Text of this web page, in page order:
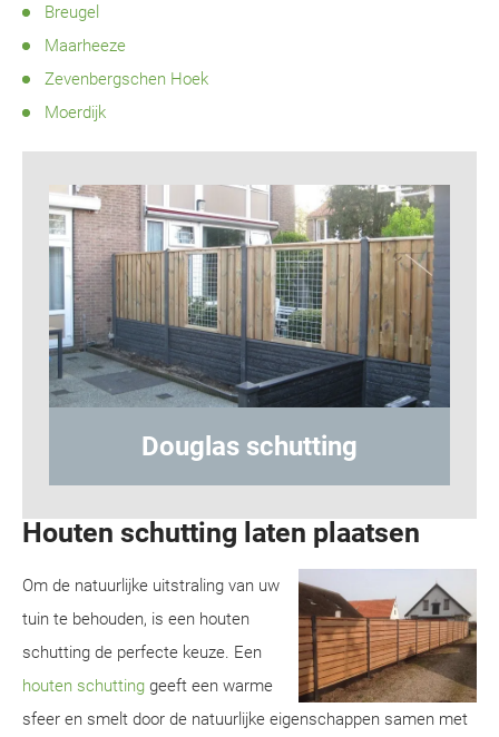
Breugel
Maarheeze
Zevenbergschen Hoek
Moerdijk
Hout-
Houten schutting laten plaatsen
Om de natuurlijke uitstraling van uw
tuin te behouden, is een houten
schutting de perfecte keuze. Een
houten schutting geeft een warme
sfeer en smelt door de natuurlijke eigenschappen samen met